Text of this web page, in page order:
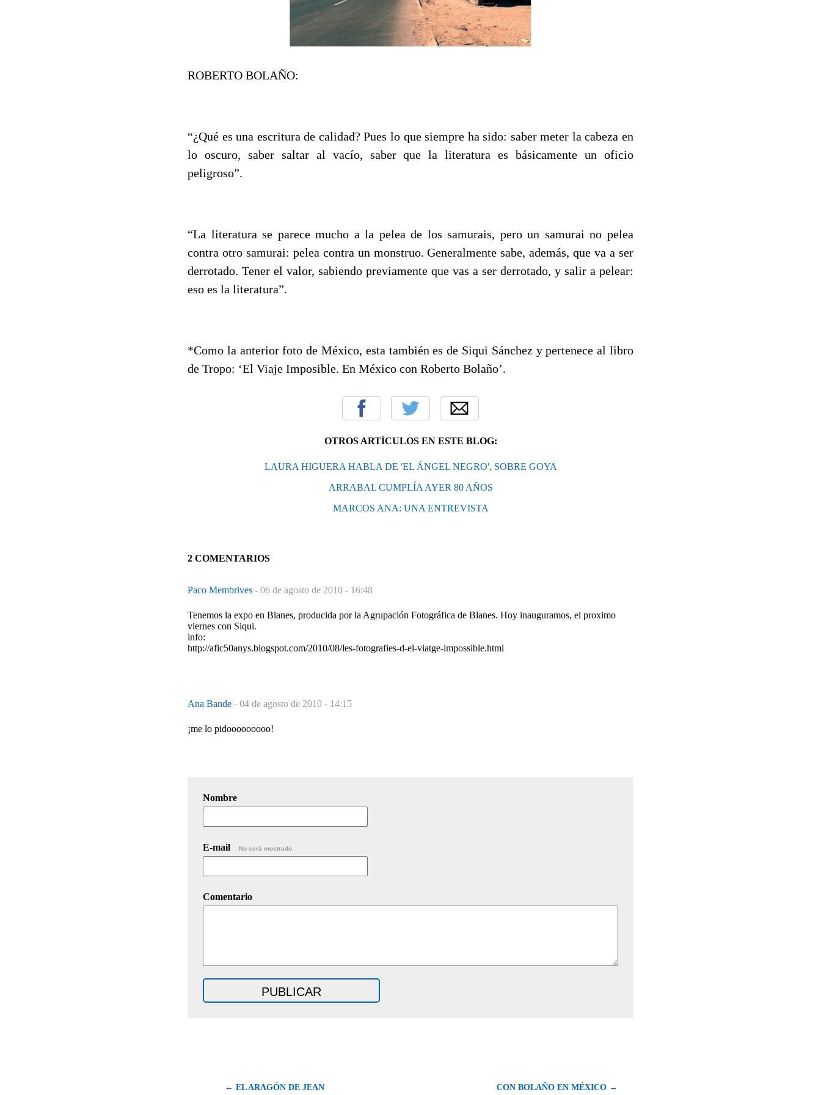
ROBERTO BOLAÑO:
“¿Qué es una escritura de calidad? Pues lo que siempre ha sido: saber meter la cabeza en
lo oscuro, saber saltar al vacío, saber que la literatura es básicamente un oficio
peligroso”.
“La literatura se parece mucho a la pelea de los samurais, pero un samurai no pelea
contra otro samurai: pelea contra un monstruo. Generalmente sabe, además, que va a ser
derrotado. Tener el valor, sabiendo previamente que vas a ser derrotado, y salir a pelear:
eso es la literatura”.
*Como la anterior foto de México, esta también es de Siqui Sánchez y pertenece al libro
de Tropo: ‘El Viaje Imposible. En México con Roberto Bolaño’.
OTROS ARTÍCULOS EN ESTE BLOG:
LAURA HIGUERA HABLA DE 'EL ÁNGEL NEGRO', SOBRE GOYA
ARRABAL CUMPLÍA AYER 80 AÑOS
MARCOS ANA: UNA ENTREVISTA
2 COMENTARIOS
Paco Membrives - 06 de agosto de 2010 - 16:48
Tenemos la expo en Blanes, producida por la Agrupación Fotográfica de Blanes. Hoy inauguramos, el proximo
viernes con Siqui.
info:
http://afic50anys.blogspot.com/2010/08/les-fotografies-d-el-viatge-impossible.html
Ana Bande - 04 de agosto de 2010 - 14:15
¡me lo pidooooooooo!
Nombre
E-mail No será mostrado.
Comentario
← EL ARAGÓN DE JEAN CON BOLAÑO EN MÉXICO →